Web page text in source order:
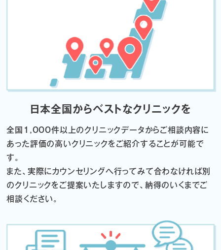
日本全国からベストなクリニックを
全国1,000件以上のクリニックデータからご相談内容に
あった評価の高いクリニックをご紹介することが可能で
す。
また、実際にカウンセリングへ行ってみて合わなければ別
のクリニックをご提案いたしますので、納得のいくまでご
相談ください。